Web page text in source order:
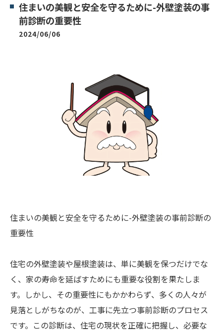
住まいの美観と安全を守るために-外壁塗装の事
前診断の重要性
2024/06/06
住まいの美観と安全を守るために-外壁塗装の事前診断の
重要性
住宅の外壁塗装や屋根塗装は、単に美観を保つだけでな
く、家の寿命を延ばすためにも重要な役割を果たしま
す。しかし、その重要性にもかかわらず、多くの人々が
見落としがちなのが、工事に先立つ事前診断のプロセス
です。この診断は、住宅の現状を正確に把握し、必要な